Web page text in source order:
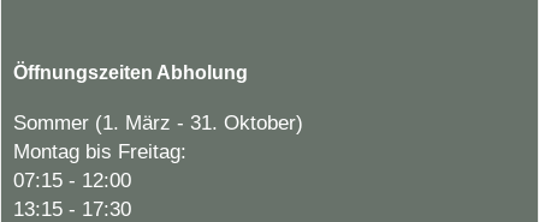
Öffnungszeiten Abholung
Sommer (1. März - 31. Oktober)
Montag bis Freitag:
07:15 - 12:00
13:15 - 17:30